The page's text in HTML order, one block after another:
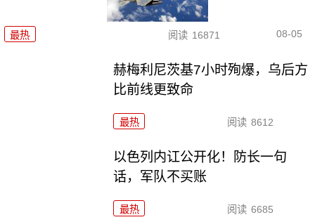
最热 阅读 16871 08-05
赫梅利尼茨基7小时殉爆，乌后方
比前线更致命
最热 阅读 8612
以色列内讧公开化！防长一句
话，军队不买账
最热 阅读 6685